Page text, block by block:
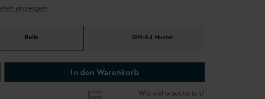
anzeigen
Rolle DIN-A4 Muster
In den Warenkorb
Wie viel brauche ich?